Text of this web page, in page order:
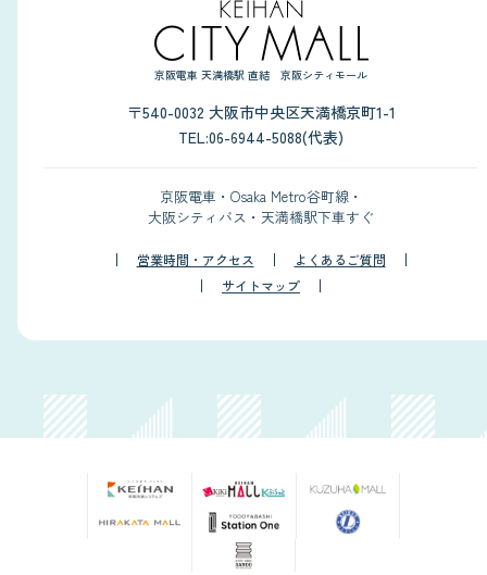
京阪電車 天満橋駅 直結 京阪シティモール
〒540-0032 大阪市中央区天満橋京町1-1
TEL:06-6944-5088(代表)
京阪電車・Osaka Metro谷町線・
大阪シティバス・天満橋駅下車すぐ
営業時間・アクセス
よくあるご質問
サイトマップ